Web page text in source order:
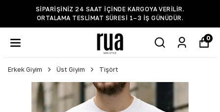
SIPARIŞINIZ 24 SAAT IÇINDE KARGOYA VERILIR.
ORTALAMA TESLIMAT SÜRESI 1–3 IŞ GÜNÜDÜR.
0
Erkek Giyim Üst Giyim Tişört